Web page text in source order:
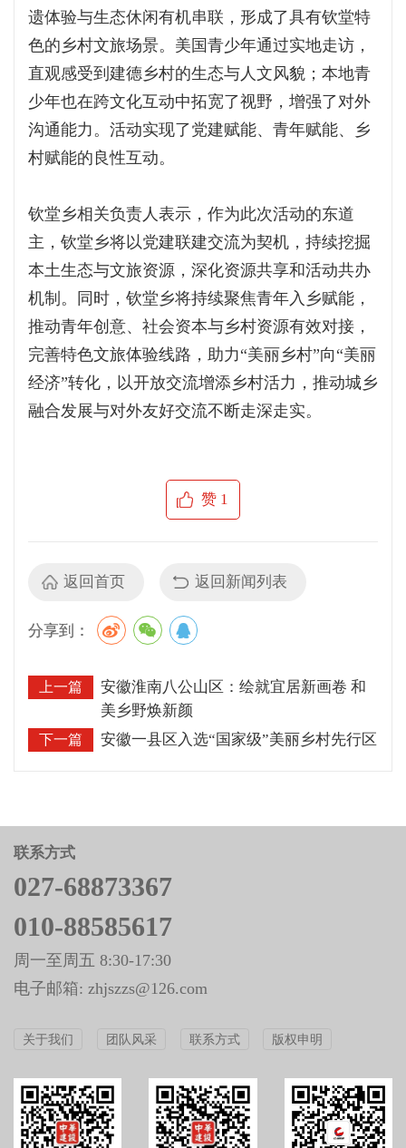
遗体验与生态休闲有机串联，形成了具有钦堂特
色的乡村文旅场景。美国青少年通过实地走访，
直观感受到建德乡村的生态与人文风貌；本地青
少年也在跨文化互动中拓宽了视野，增强了对外
沟通能力。活动实现了党建赋能、青年赋能、乡
村赋能的良性互动。
钦堂乡相关负责人表示，作为此次活动的东道
主，钦堂乡将以党建联建交流为契机，持续挖掘
本土生态与文旅资源，深化资源共享和活动共办
机制。同时，钦堂乡将持续聚焦青年入乡赋能，
推动青年创意、社会资本与乡村资源有效对接，
完善特色文旅体验线路，助力“美丽乡村”向“美丽
经济”转化，以开放交流增添乡村活力，推动城乡
融合发展与对外友好交流不断走深走实。
赞 1
返回首页 返回新闻列表
分享到：
上一篇
安徽淮南八公山区：绘就宜居新画卷 和
美乡野焕新颜
下一篇 安徽一县区入选“国家级”美丽乡村先行区
联系方式
027-68873367
010-88585617
周一至周五 8:30-17:30
电子邮箱: zhjszzs@126.com
关于我们 团队风采 联系方式 版权申明